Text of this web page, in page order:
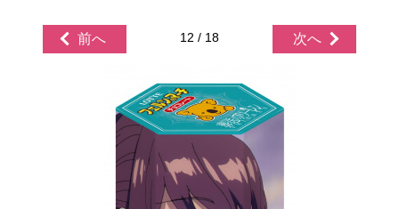
前へ 12 / 18 次へ